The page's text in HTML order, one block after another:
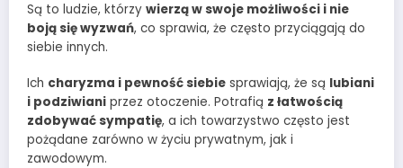
Są to ludzie, którzy wierzą w swoje możliwości i nie
boją się wyzwań, co sprawia, że często przyciągają do
siebie innych.
Ich charyzma i pewność siebie sprawiają, że są lubiani
i podziwiani przez otoczenie. Potrafią z łatwością
zdobywać sympatię, a ich towarzystwo często jest
pożądane zarówno w życiu prywatnym, jak i
zawodowym.